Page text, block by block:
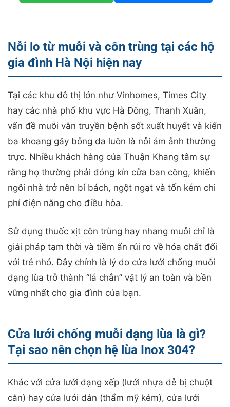
Nỗi lo từ muỗi và côn trùng tại các hộ
gia đình Hà Nội hiện nay
Tại các khu đô thị lớn như Vinhomes, Times City
hay các nhà phố khu vực Hà Đông, Thanh Xuân,
vấn đề muỗi vằn truyền bệnh sốt xuất huyết và kiến
ba khoang gây bỏng da luôn là nỗi ám ảnh thường
trực. Nhiều khách hàng của Thuận Khang tâm sự
rằng họ thường phải đóng kín cửa ban công, khiến
ngôi nhà trở nên bí bách, ngột ngạt và tốn kém chi
phí điện năng cho điều hòa.
Sử dụng thuốc xịt côn trùng hay nhang muỗi chỉ là
giải pháp tạm thời và tiềm ẩn rủi ro về hóa chất đối
với trẻ nhỏ. Đây chính là lý do cửa lưới chống muỗi
dạng lùa trở thành “lá chắn” vật lý an toàn và bền
vững nhất cho gia đình của bạn.
Cửa lưới chống muỗi dạng lùa là gì?
Tại sao nên chọn hệ lùa Inox 304?
Khác với cửa lưới dạng xếp (lưới nhựa dễ bị chuột
cắn) hay cửa lưới dán (thẩm mỹ kém), cửa lưới